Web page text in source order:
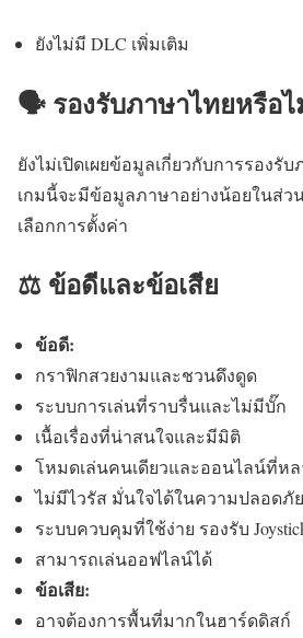
ยังไม่มี DLC เพิ่มเติม
🗣️ รองรับภาษาไทยหรือไ
ยังไม่เปิดเผยข้อมูลเกี่ยวกับการรองรั
เกมนี้จะมีข้อมูลภาษาอย่างน้อยในส่
เลือกการตั้งค่า
⚖️ ข้อดีและข้อเสีย
ข้อดี:
กราฟิกสวยงามและชวนดึงดูด
ระบบการเล่นที่ราบรื่นและไม่มีบั๊ก
เนื้อเรื่องที่น่าสนใจและมีมิติ
โหมดเล่นคนเดียวและออนไลน์ที่ห
ไม่มีไวรัส มั่นใจได้ในความปลอดภัย
ระบบควบคุมที่ใช้ง่าย รองรับ
สามารถเล่นออฟไลน์ได้
ข้อเสีย:
อาจต้องการพื้นที่มากในฮาร์ดดิสก์